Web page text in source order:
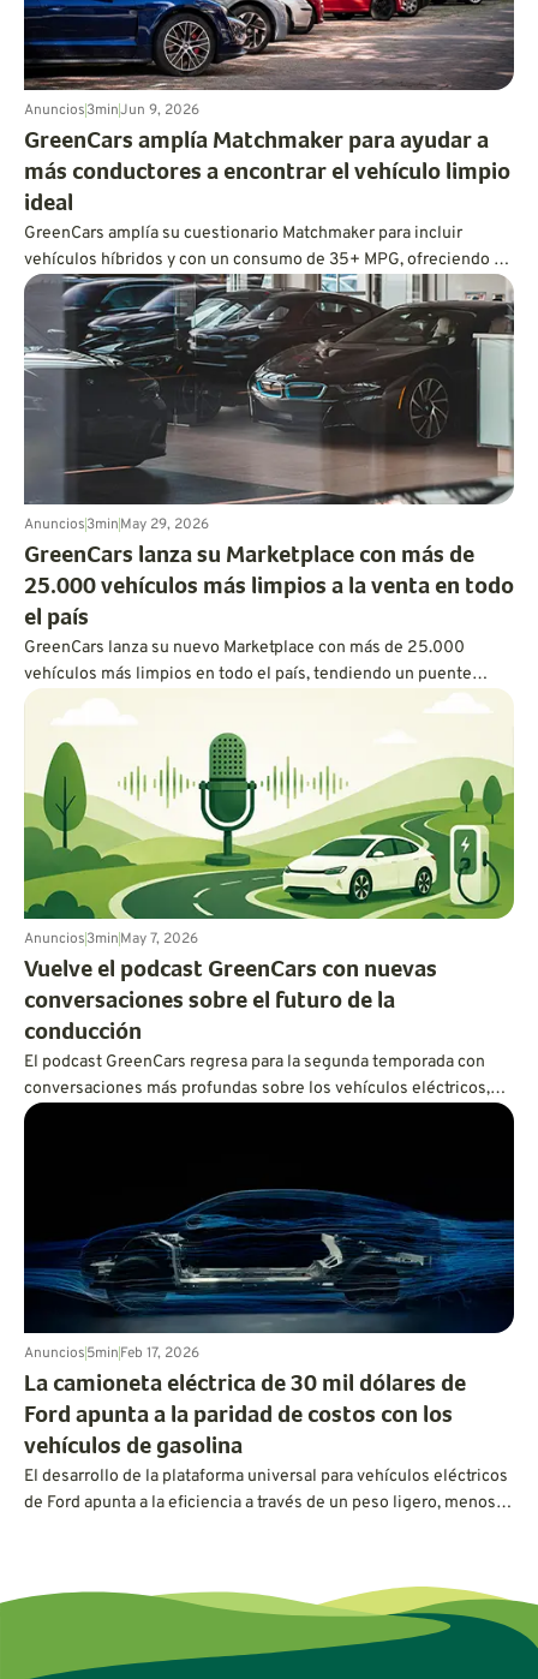
Anuncios3minJun 9, 2026
GreenCars amplía Matchmaker para ayudar a
más conductores a encontrar el vehículo limpio
ideal
GreenCars amplía su cuestionario Matchmaker para incluir
vehículos híbridos y con un consumo de 35+ MPG, ofreciendo a
cada conductor ecoconsciente un camino personalizado hacia
una conducción más limpia.
Anuncios3minMay 29, 2026
GreenCars lanza su Marketplace con más de
25.000 vehículos más limpios a la venta en todo
el país
GreenCars lanza su nuevo Marketplace con más de 25.000
vehículos más limpios en todo el país, tendiendo un puente
entre la educación sobre vehículos eléctricos y la compra real de
uno.
Anuncios3minMay 7, 2026
Vuelve el podcast GreenCars con nuevas
conversaciones sobre el futuro de la
conducción
El podcast GreenCars regresa para la segunda temporada con
conversaciones más profundas sobre los vehículos eléctricos,
los híbridos, la sostenibilidad, la tecnología de las baterías y el
Anuncios5minFeb 17, 2026
La camioneta eléctrica de 30 mil dólares de
Ford apunta a la paridad de costos con los
vehículos de gasolina
El desarrollo de la plataforma universal para vehículos eléctricos
de Ford apunta a la eficiencia a través de un peso ligero, menos